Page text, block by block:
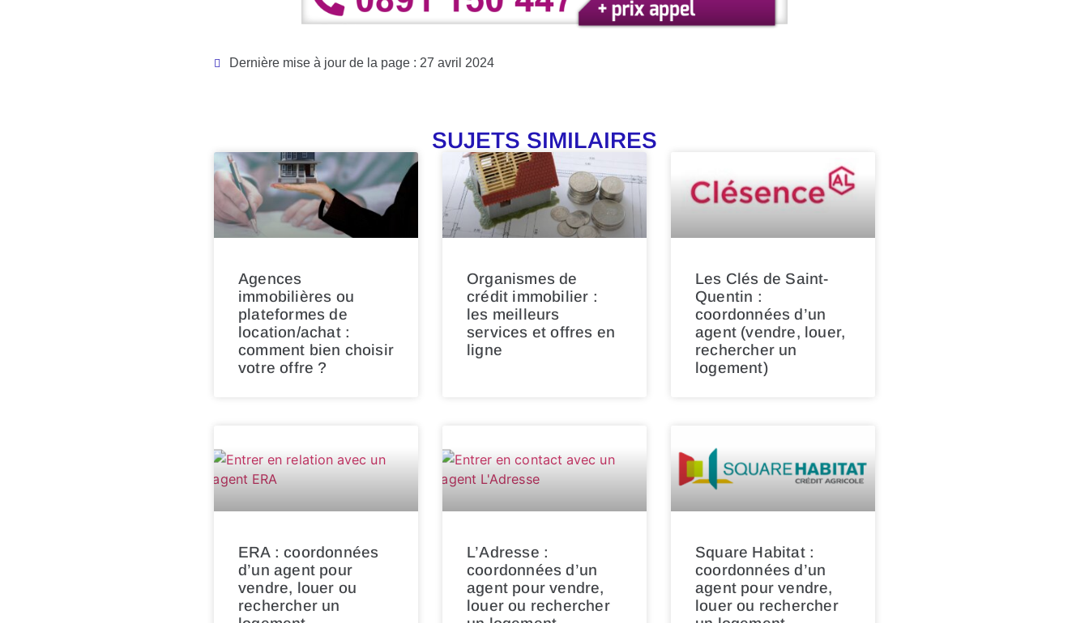
Dernière mise à jour de la page : 27 avril 2024
SUJETS SIMILAIRES
Agences
immobilières ou
plateformes de
location/achat :
comment bien choisir
votre offre ?
Organismes de
crédit immobilier :
les meilleurs
services et offres en
ligne
Les Clés de Saint-
Quentin :
coordonnées d’un
agent (vendre, louer,
rechercher un
logement)
ERA : coordonnées
d’un agent pour
vendre, louer ou
rechercher un
L’Adresse :
coordonnées d’un
agent pour vendre,
louer ou rechercher
Square Habitat :
coordonnées d’un
agent pour vendre,
louer ou rechercher